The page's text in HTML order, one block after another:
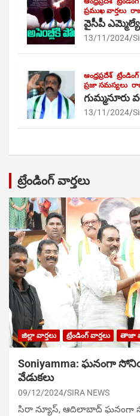
ప్రముఖ వార్తలు
వైసీపీ
13/11/2024
ఆంధ్రప్రదేశ్
ప్రజా సమస్యలు
గుమ్మనూరు
13/11/2024
ట్రేండింగ్ వార్తలు
జిల్లా వార్తలు ట్రేండింగ్ వార్తలు తాజా
Soniyamma: ఘ‌నంగా
వేడుక‌లు
09/12/2024 SIRA NEWS
సిరా న్యూస్, ఆదిలాబాద్ ఘ‌నంగా